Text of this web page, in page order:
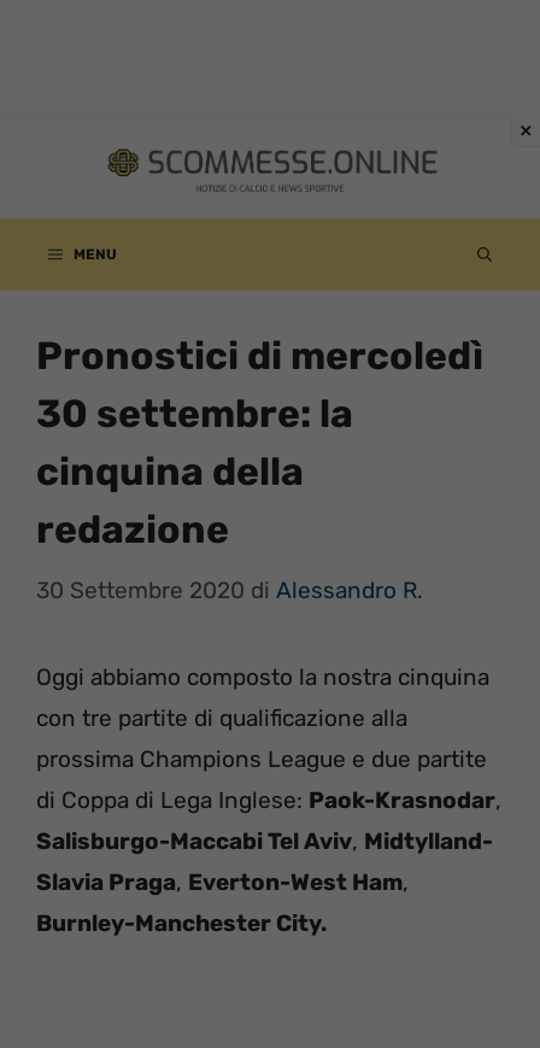
contenuto
MENU
Pronostici di mercoledì
30 settembre: la
cinquina della
redazione
30 Settembre 2020 di Alessandro R.
Oggi abbiamo composto la nostra cinquina
con tre partite di qualificazione alla
prossima Champions League e due partite
di Coppa di Lega Inglese: Paok-Krasnodar,
Salisburgo-Maccabi Tel Aviv, Midtylland-
Slavia Praga, Everton-West Ham,
Burnley-Manchester City.